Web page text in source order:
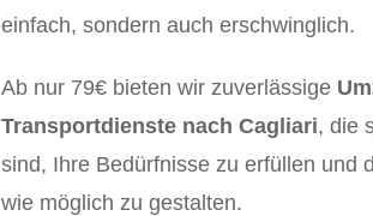
einfach, sondern auch erschwinglich.
Ab nur 79€ bieten wir zuverlässige
Transportdienste nach Cagliari, die
sind, Ihre Bedürfnisse zu erfüllen und
wie möglich zu gestalten.